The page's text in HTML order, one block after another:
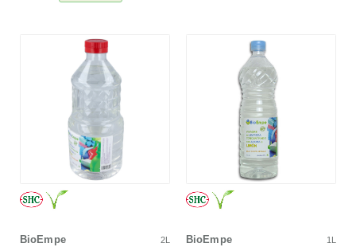
BioEmpe 2L BioEmpe 1L